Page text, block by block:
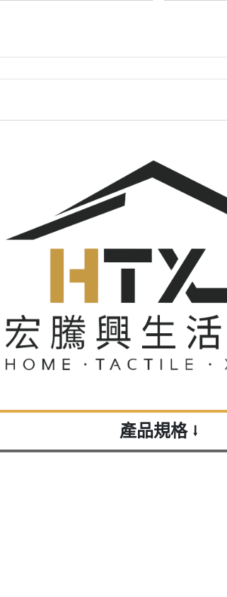
產品規格 ⭣